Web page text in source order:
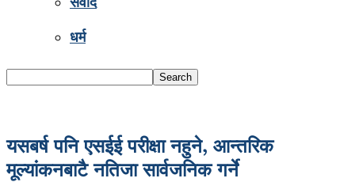
धर्म
यसबर्ष पनि एसईई परीक्षा नहुने, आन्तरिक
मूल्यांकनबाटै नतिजा सार्वजनिक गर्ने